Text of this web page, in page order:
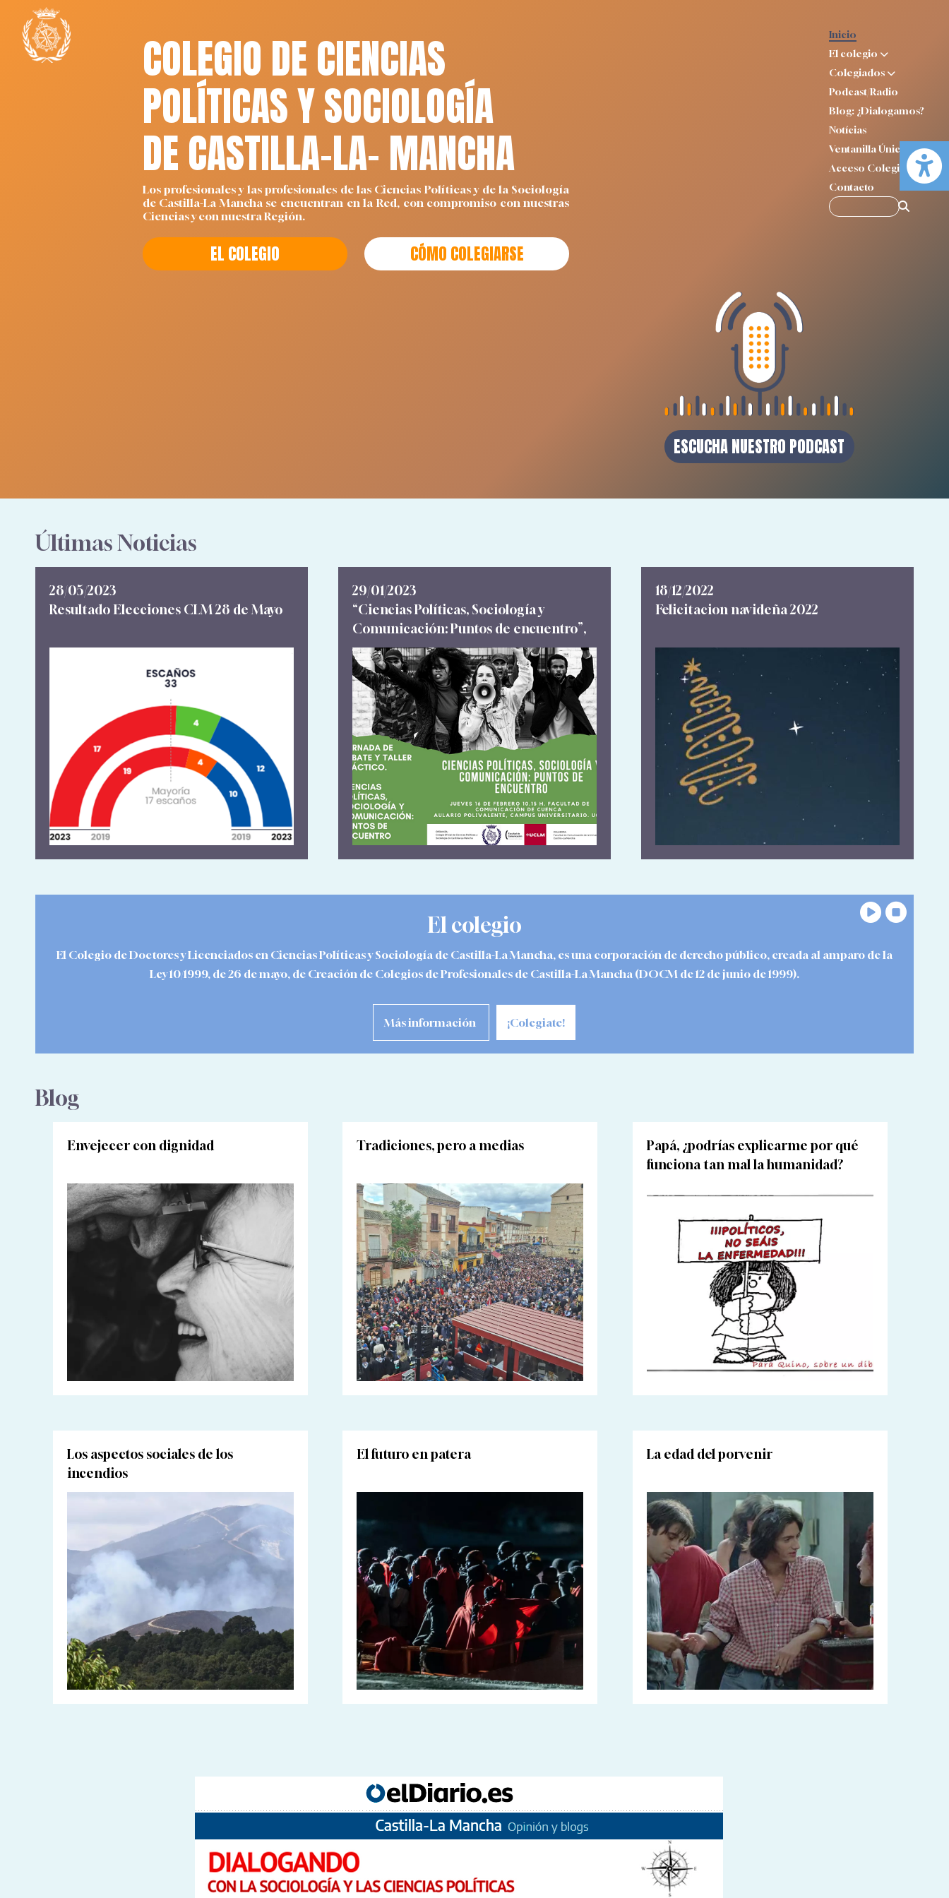
Inicio
El colegio
Colegiados
Podcast/Radio
Blog: ¿Dialogamos?
Notícias
Ventanilla Única
Acceso Colegiados
Contacto
COLEGIO DE CIENCIAS
POLÍTICAS Y SOCIOLOGÍA
DE CASTILLA-LA- MANCHA
Los profesionales y las profesionales de las Ciencias Políticas y de la Sociología
de Castilla-La Mancha se encuentran en la Red, con compromiso con nuestras
Ciencias y con nuestra Región.
EL COLEGIO CÓMO COLEGIARSE
ESCUCHA NUESTRO PODCAST
Últimas Noticias
28/05/2023
Resultado Elecciones CLM 28 de Mayo
29/01/2023
“Ciencias Políticas, Sociología y
Comunicación: Puntos de encuentro”,
organizada por el Colegio de CC.
Políticas y Sociología de Castilla-La
Mancha y la Universidad de Castilla-La
Mancha
18/12/2022
Felicitacion navideña 2022
El colegio
El Colegio de Doctores y Licenciados en Ciencias Políticas y Sociología de Castilla-La Mancha, es una corporación de derecho público, creada al amparo de la
Ley 10/1999, de 26 de mayo, de Creación de Colegios de Profesionales de Castilla-La Mancha (DOCM de 12 de junio de 1999).
Más información ¡Colegiate!
Blog
Envejecer con dignidad Tradiciones, pero a medias
Papá, ¿podrías explicarme por qué
funciona tan mal la humanidad?
Los aspectos sociales de los
incendios
El futuro en patera La edad del porvenir